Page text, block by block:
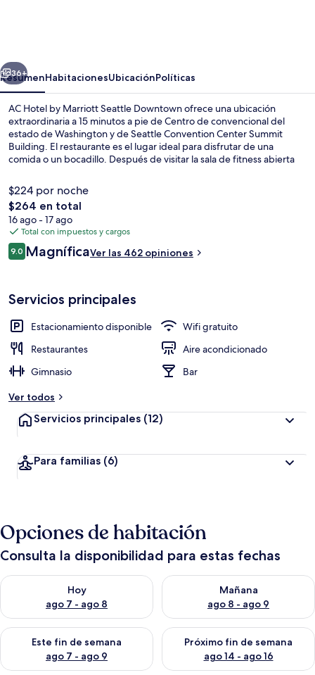
Seattle
Downtown
Siguiente
36+
ResumenHabitacionesUbicaciónPolíticas
AC Hotel by Marriott Seattle Downtown ofrece una ubicación
extraordinaria a 15 minutos a pie de Centro de convencional del
estado de Washington y de Seattle Convention Center Summit
Building. El restaurante es el lugar ideal para disfrutar de una
comida o un bocadillo. Después de visitar la sala de fitness abierta
una bebida en el bar o lounge. Asimismo, tanto Amazon Corporate
Headquarters (sede corporativa) como Teatro Paramount están a 15
minutos a pie. La propiedad está a una corta distancia a pie de
algunas opciones de transporte público: Estación de metro de
Westlake Denny Wy está a 8 minutos y Estación de metro de Terry
Av-Thomas St está a 9 minutos.
$224 por noche
El
precio
total
es
de
$264 en total
16 ago - 17 ago
Total con impuestos y cargos
Opiniones
9.09.0 de 10,
MagníficaVer las 462 opiniones
Servicios principales
Estacionamiento disponible
Wifi gratuito
Restaurantes
Aire acondicionado
Gimnasio
Bar
Ver todos
Servicios principales (12)
Para familias (6)
Opciones de habitación
Consulta la disponibilidad para estas fechas
Hoy
ago 7 - ago 8
Consulta la disponibilidad para hoy ago 7 - ago 8
Mañana
ago 8 - ago 9
Consulta la disponibilidad
Este fin de semana
ago 7 - ago 9
Consulta la disponibilidad para este fin de semana ago 7 -
Próximo fin de semana
ago 14 - ago 16
Consulta la disponibilidad